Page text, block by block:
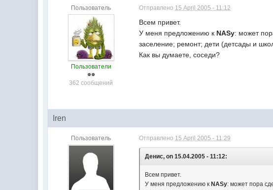
Пользователь
Пользователи
362 сообщений
Отправлено 15 April 2005 - 11:12
Всем привет.
У меня предложению к NASу: может
заселение; ремонт; дети (детсады и
Как вы думаете, соседи?
Iren
Пользователь Отправлено 15 April 2005 - 11:29
Денис, on 15.04.2005 - 11:12:
Всем привет.
У меня предложению к NASу: может пора